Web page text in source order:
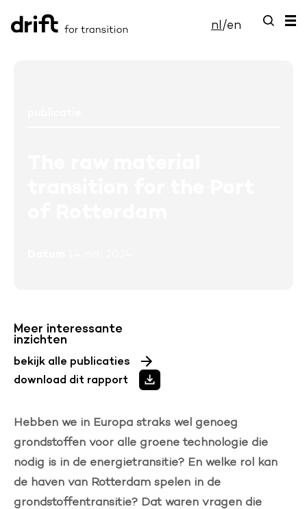
nl/en
Meer interessante
inzichten
bekijk alle publicaties
download dit rapport
Hebben we in Europa straks wel genoeg
grondstoffen voor alle groene technologie die
nodig is in de energietransitie? En welke rol kan
de haven van Rotterdam spelen in de
grondstoffentransitie? Dat waren vragen die